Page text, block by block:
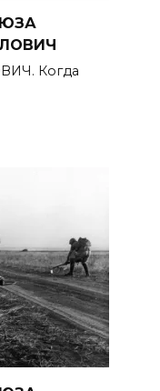
Когда